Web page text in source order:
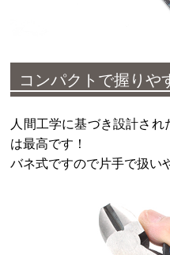
コンパクトで握りや
人間工学に基づき設計さ
は最高です！
バネ式ですので片手で扱い